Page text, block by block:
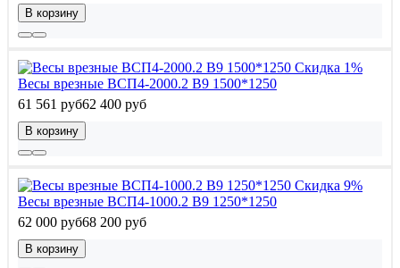
В корзину
Скидка 1%
Весы врезные ВСП4-2000.2 В9 1500*1250
61 561 руб62 400 руб
В корзину
Скидка 9%
Весы врезные ВСП4-1000.2 В9 1250*1250
62 000 руб68 200 руб
В корзину